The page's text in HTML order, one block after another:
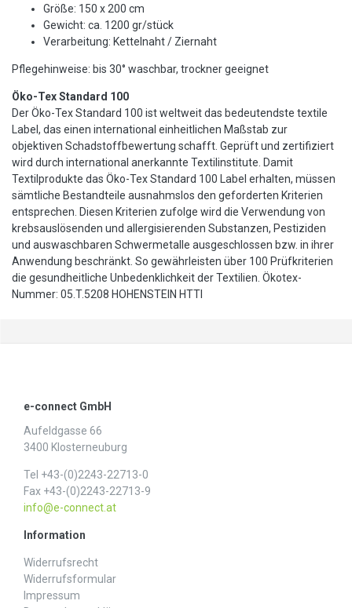
Größe: 150 x 200 cm
Gewicht: ca. 1200 gr/stück
Verarbeitung: Kettelnaht / Ziernaht
Pflegehinweise: bis 30° waschbar, trockner geeignet
Öko-Tex Standard 100
Der Öko-Tex Standard 100 ist weltweit das bedeutendste textile
Label, das einen international einheitlichen Maßstab zur
objektiven Schadstoffbewertung schafft. Geprüft und zertifiziert
wird durch international anerkannte Textilinstitute. Damit
Textilprodukte das Öko-Tex Standard 100 Label erhalten, müssen
sämtliche Bestandteile ausnahmslos den geforderten Kriterien
entsprechen. Diesen Kriterien zufolge wird die Verwendung von
krebsauslösenden und allergisierenden Substanzen, Pestiziden
und auswaschbaren Schwermetalle ausgeschlossen bzw. in ihrer
Anwendung beschränkt. So gewährleisten über 100 Prüfkriterien
die gesundheitliche Unbedenklichkeit der Textilien. Ökotex-
Nummer: 05.T.5208 HOHENSTEIN HTTI
e-connect GmbH
Aufeldgasse 66
3400 Klosterneuburg
Tel +43-(0)2243-22713-0
Fax +43-(0)2243-22713-9
info@e-connect.at
Information
Widerrufs­recht
Widerrufs­formular
Impressum